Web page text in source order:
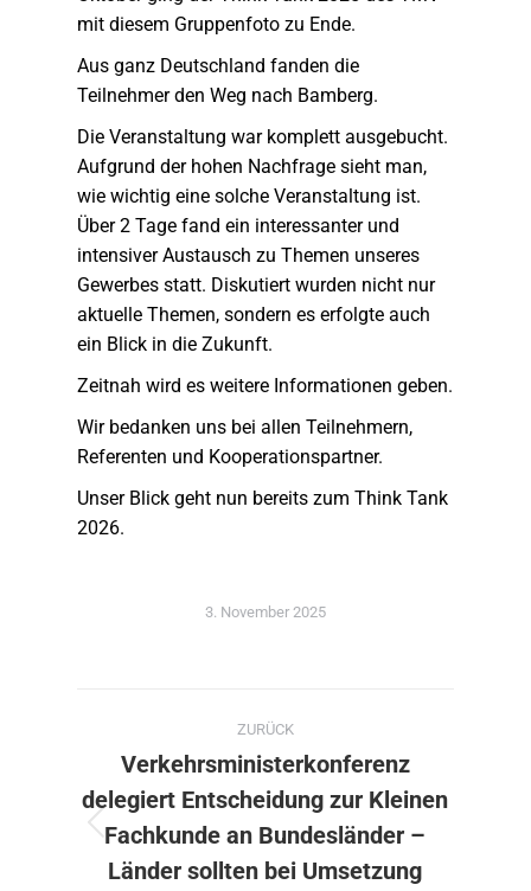
mit diesem Gruppenfoto zu Ende.
Aus ganz Deutschland fanden die
Teilnehmer den Weg nach Bamberg.
Die Veranstaltung war komplett ausgebucht.
Aufgrund der hohen Nachfrage sieht man,
wie wichtig eine solche Veranstaltung ist.
Über 2 Tage fand ein interessanter und
intensiver Austausch zu Themen unseres
Gewerbes statt. Diskutiert wurden nicht nur
aktuelle Themen, sondern es erfolgte auch
ein Blick in die Zukunft.
Zeitnah wird es weitere Informationen geben.
Wir bedanken uns bei allen Teilnehmern,
Referenten und Kooperationspartner.
Unser Blick geht nun bereits zum Think Tank
2026.
3. November 2025
Kommentarnavigation
ZURÜCK
Vorheriger
Beitrag:
Verkehrsministerkonferenz
delegiert Entscheidung zur Kleinen
Fachkunde an Bundesländer –
Länder sollten bei Umsetzung